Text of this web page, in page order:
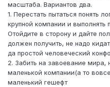
масштаба. Вариантов два.
1. Перестать пытаться понять
крупной компании и выполнять
Отойдите в сторону и дайте
должен получить, не надо
да простой человеческий
2. Забить на завоевание
маленькой компании(а то
маленький гешефт